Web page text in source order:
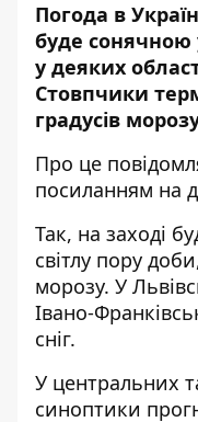
Погода в
буде сонячною
у деяких
Стовпчики
градусів
Про це
посиланням на
Так, на заході
світлу пору
морозу. У
Івано-
сніг.
У центральних
синоптики